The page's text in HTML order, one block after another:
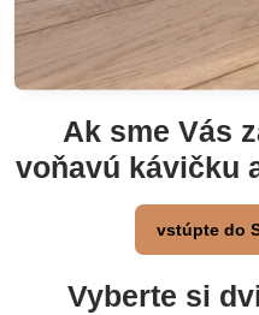
Ak sme Vás
voňavú kávičku
vstúpte do
Vyberte si